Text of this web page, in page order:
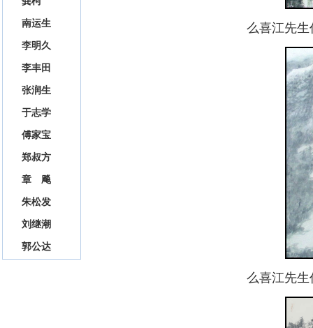
南运生
李明久
李丰田
张润生
于志学
傅家宝
郑叔方
章 飚
朱松发
刘继潮
郭公达
么喜江先
么喜江先